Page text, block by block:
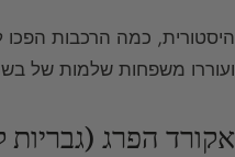
היסטורית, כמה הרכבות
ועוררו משפחות שלמות של
אקורד הפרג